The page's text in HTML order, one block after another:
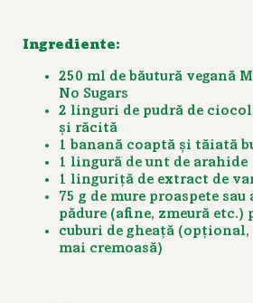
Ingrediente:
250 ml de băutură vegană
No Sugars
2 linguri de pudră de
și răcită
1 banană coaptă și tăiată
1 lingură de unt de arahide
1 linguriță de extract de
75 g de mure proaspete
pădure (afine, zmeură
cuburi de gheață
mai cremoasă)